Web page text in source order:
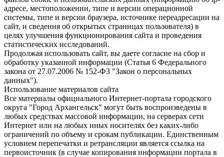
адресе, местоположении, типе и версии операционной
системы, типе и версии браузера, источнике переадресации на
сайт, и сведения об открытых страницах пользователя) в
целях улучшения функционирования сайта и проведения
статистических исследований.
Продолжая использовать сайт, вы даете согласие на сбор и
обработку указанной информации (Статья 6 Федерального
закона от 27.07.2006 № 152-ФЗ "Закон о персональных
данных").
Использование материалов сайта
Все материалы официального Интернет-портала городского
округа "Город Архангельск" могут быть воспроизведены в
любых средствах массовой информации, на серверах сети
Интернет или на любых иных носителях без каких-либо
ограничений по объему и срокам публикации. Единственным
условием перепечатки и ретрансляции является ссылка на
первоисточник (в случае копирования информации портала в